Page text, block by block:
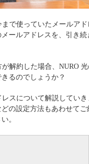
で使っていたメールアド
ールアドレスを、引き続
解約した場合、NURO
るのでしょうか？
スについて解説していき
の設定方法もあわせてご
。